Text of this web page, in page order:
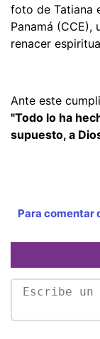
foto de Tatiana
Panamá (CCE),
renacer
Ante este
"Todo lo ha
supuesto, a
Para comentar